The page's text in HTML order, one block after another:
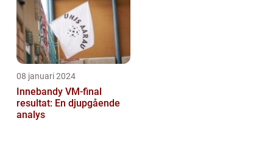
08 januari 2024
Innebandy VM-final
resultat: En djupgående
analys